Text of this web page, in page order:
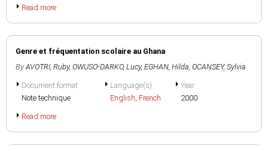
Read more
Genre et fréquentation scolaire au Ghana
By AVOTRI, Ruby, OWUSO-DARKO, Lucy, EGHAN, Hilda, OCANSEY, Sylvia
Document format
Note technique
Language(s)
English, French
Year
2000
Read more